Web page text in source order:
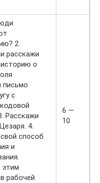
2.
расскажи
о
письмо
с
Расскажи
4.
способ
и
этим
рабочей
6 —
10